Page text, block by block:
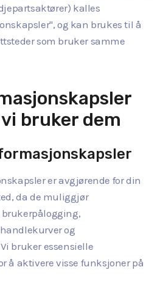
kalles
og kan brukes til å
som bruker samme
bruker dem
er avgjørende for din
da de muliggjør
og
bruker essensielle
å aktivere visse funksjoner på